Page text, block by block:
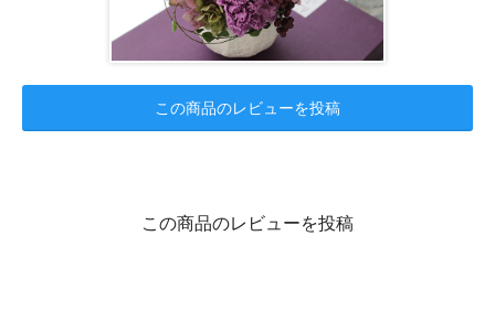
この商品のレビューを投稿
この商品のレビューを投稿